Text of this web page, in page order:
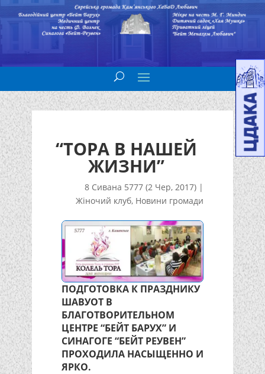
“ТОРА В НАШЕЙ
ЖИЗНИ”
8 Сивана 5777 (2 Чер, 2017) |
Жіночий клуб, Новини громади
ПОДГОТОВКА К ПРАЗДНИКУ
ШАВУОТ В
БЛАГОТВОРИТЕЛЬНОМ
ЦЕНТРЕ “БЕЙТ БАРУХ” И
СИНАГОГЕ “БЕЙТ РЕУВЕН”
ПРОХОДИЛА НАСЫЩЕННО И
ЯРКО.